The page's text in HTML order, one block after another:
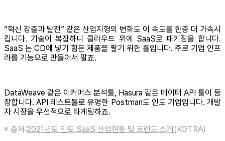
“혁신 창출과 발전” 같은 산업지형의 변화도 이 속도를 한층 더 가속시
킵니다. 기술이 복잡하니 클라우드 위에 SaaS로 패키징을 합니다.
SaaS 는 CD에 넣기 힘든 제품을 팔기 위한 툴입니다. 주로 기업 인프
라를 기능으로 만들어서 팔죠.
DataWeave 같은 이커머스 분석툴, Hasura 같은 데이터 API 툴이 등
장합니다. API 테스트툴로 유명한 Postman도 인도 기업입니다. 개발
자 시장을 우선적으로 타게팅하죠.
※ 출처:2021년도 인도 SaaS 산업현황 및 트렌드 소개 (KOTRA)